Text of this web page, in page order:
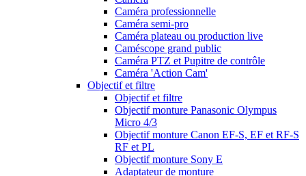
Caméra professionnelle
Caméra semi-pro
Caméra plateau ou production live
Caméscope grand public
Caméra PTZ et Pupitre de contrôle
Caméra 'Action Cam'
Objectif et filtre
Objectif et filtre
Objectif monture Panasonic Olympus
Micro 4/3
Objectif monture Canon EF-S, EF et RF-S
RF et PL
Objectif monture Sony E
Adaptateur de monture